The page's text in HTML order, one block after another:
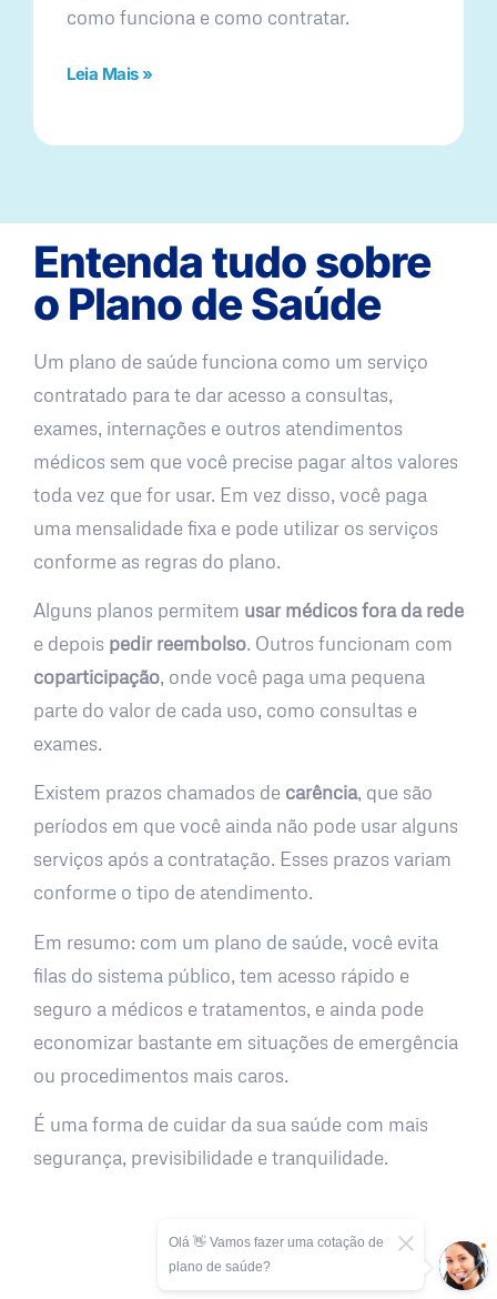
como funciona e como contratar.
Leia Mais »
Entenda tudo sobre
o Plano de Saúde
Um plano de saúde funciona como um serviço
contratado para te dar acesso a consultas,
exames, internações e outros atendimentos
médicos sem que você precise pagar altos valores
toda vez que for usar. Em vez disso, você paga
uma mensalidade fixa e pode utilizar os serviços
conforme as regras do plano.
Alguns planos permitem usar médicos fora da rede
e depois pedir reembolso. Outros funcionam com
coparticipação, onde você paga uma pequena
parte do valor de cada uso, como consultas e
exames.
Existem prazos chamados de carência, que são
períodos em que você ainda não pode usar alguns
serviços após a contratação. Esses prazos variam
conforme o tipo de atendimento.
Em resumo: com um plano de saúde, você evita
filas do sistema público, tem acesso rápido e
seguro a médicos e tratamentos, e ainda pode
economizar bastante em situações de emergência
ou procedimentos mais caros.
É uma forma de cuidar da sua saúde com mais
segurança, previsibilidade e tranquilidade.
Olá 👋 Vamos fazer uma cotação de
plano de saúde?